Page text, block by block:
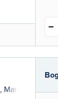
, Marianne